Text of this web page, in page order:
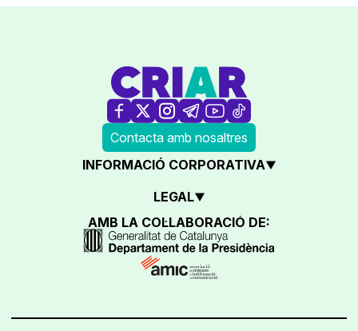
Contacta amb nosaltres
INFORMACIÓ CORPORATIVA
LEGAL
AMB LA COL·LABORACIÓ DE: